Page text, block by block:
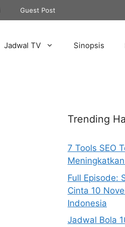
Guest Post
Jadwal TV Sinopsis
Trending
7 Tools SEO
Full Episode:
Cinta 10
Indonesia
Jadwal Bola